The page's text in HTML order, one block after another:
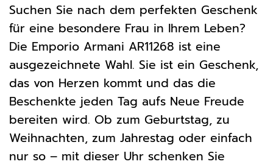
Suchen Sie nach dem perfekten Geschenk
für eine besondere Frau in Ihrem Leben?
Die Emporio Armani AR11268 ist eine
ausgezeichnete Wahl. Sie ist ein Geschenk,
das von Herzen kommt und das die
Beschenkte jeden Tag aufs Neue Freude
bereiten wird. Ob zum Geburtstag, zu
Weihnachten, zum Jahrestag oder einfach
nur so – mit dieser Uhr schenken Sie